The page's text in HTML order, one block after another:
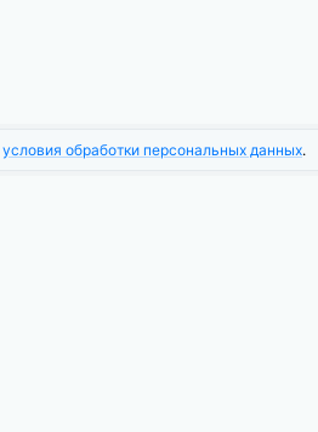
условия обработки персональных данных.